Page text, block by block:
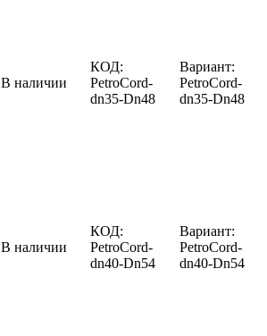
В наличии
КОД:
PetroCord-
dn35-Dn48
Вариант:
PetroCord-
dn35-Dn48
В наличии
КОД:
PetroCord-
dn40-Dn54
Вариант:
PetroCord-
dn40-Dn54